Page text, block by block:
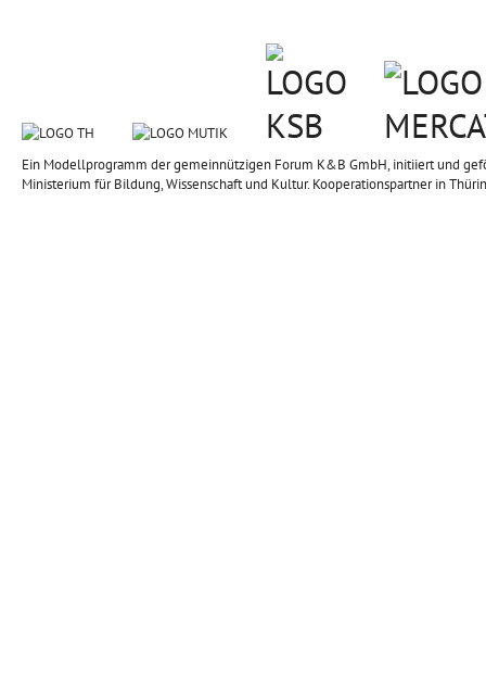
Ein Modellprogramm der gemeinnützigen Forum K&B GmbH, initiiert und
Ministerium für Bildung, Wissenschaft und Kultur. Kooperationspartner in